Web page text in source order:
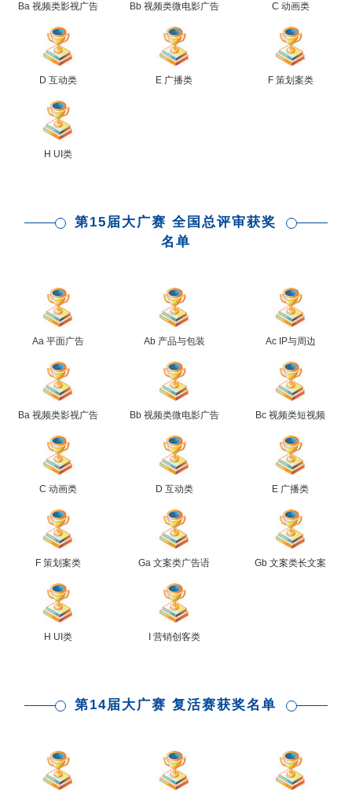
Ba 视频类影视广告 Bb 视频类微电影广告 C 动画类
D 互动类 E 广播类 F 策划案类
H UI类
第15届大广赛 全国总评审获奖
名单
Aa 平面广告 Ab 产品与包装 Ac IP与周边
Ba 视频类影视广告 Bb 视频类微电影广告 Bc 视频类短视频
C 动画类 D 互动类 E 广播类
F 策划案类 Ga 文案类广告语 Gb 文案类长文案
H UI类 I 营销创客类
第14届大广赛 复活赛获奖名单